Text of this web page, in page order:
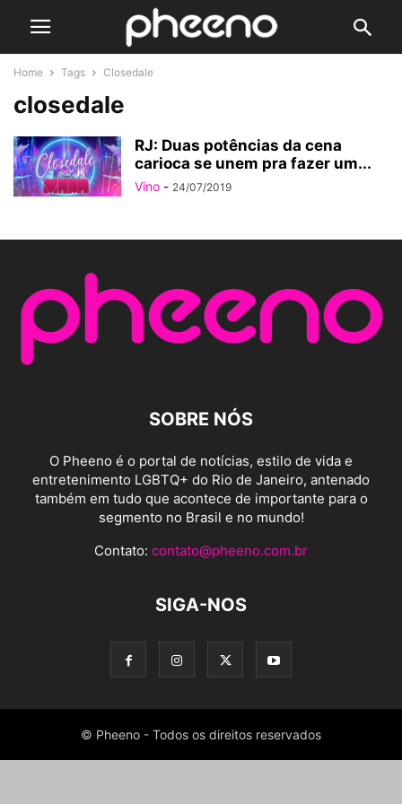
Home Tags Closedale
closedale
RJ: Duas potências da cena
carioca se unem pra fazer um...
Vino - 24/07/2019
SOBRE NÓS
O Pheeno é o portal de notícias, estilo de vida e
entretenimento LGBTQ+ do Rio de Janeiro, antenado
também em tudo que acontece de importante para o
segmento no Brasil e no mundo!
Contato: contato@pheeno.com.br
SIGA-NOS
© Pheeno - Todos os direitos reservados